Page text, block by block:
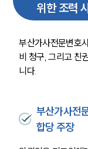
위한 조력
부산가사전문변호
비 청구, 그리고 친
니다.
부산가사전
합당 주장